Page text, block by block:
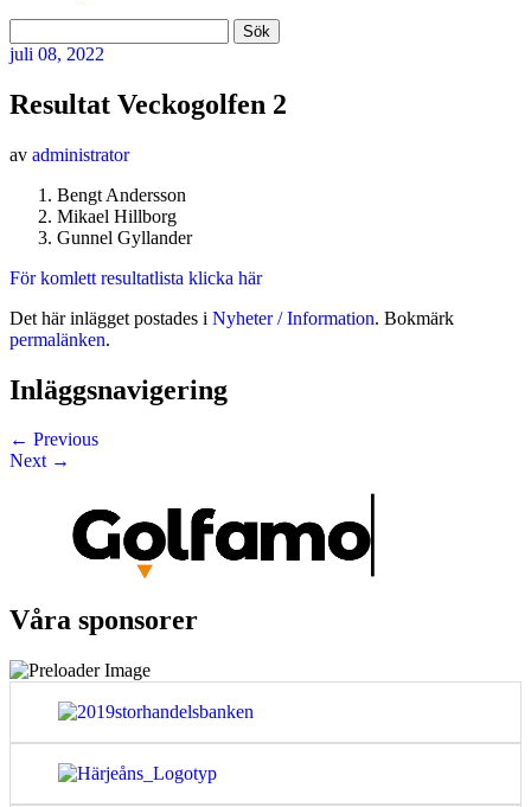
efter:
juli 08, 2022
Resultat Veckogolfen 2
av administrator
Bengt Andersson
Mikael Hillborg
Gunnel Gyllander
För komlett resultatlista klicka här
Det här inlägget postades i Nyheter / Information. Bokmärk
permalänken.
Inläggsnavigering
← Previous
Next →
Våra sponsorer